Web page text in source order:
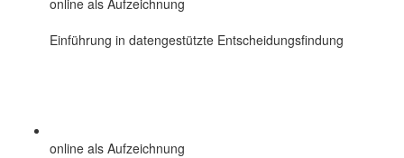
Einführung in datengestützte Entscheidungsfindung
online als Aufzeichnung